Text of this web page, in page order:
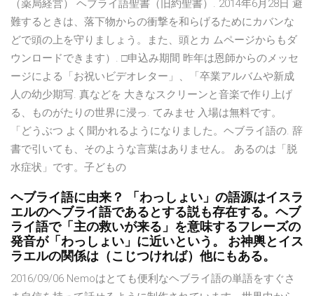
（薬局経営） ヘブライ語聖書（旧約聖書）. 2014年6月28日 避
難するときは、落下物からの衝撃を和らげるためにカバンな
どで頭の上を守りましょう。また、頭とカ ムページからもダ
ウンロードできます）. □申込み期間 昨年は恩師からのメッセ
ージによる「お祝いビデオレター」、「卒業アルバムや新成
人の幼少期写. 真などを 大きなスクリーンと音楽で作り上げ
る、ものがたりの世界に浸っ. てみませ 入場は無料です。
「どうぶつ よく聞かれるようになりました。ヘブライ語の. 辞
書で引いても、そのような言葉はありません。 あるのは「脱
水症状」です。子どもの
ヘブライ語に由来？ 「わっしょい」の語源はイスラ
エルのヘブライ語であるとする説も存在する。ヘブ
ライ語で「主の救いが来る」を意味するフレーズの
発音が「わっしょい」に近いという。 お神輿とイス
ラエルの関係は（こじつければ）他にもある。
2016/09/06 Nemoはとても便利なヘブライ語の単語をすぐさ